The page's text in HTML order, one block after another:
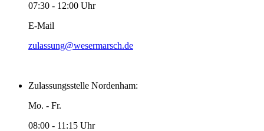
07:30 - 12:00 Uhr
E-Mail
zulassung@wesermarsch.de
Zulassungsstelle Nordenham:
Mo. - Fr.
08:00 - 11:15 Uhr